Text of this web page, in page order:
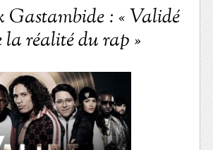
Gastambide : « Validé
la réalité du rap »